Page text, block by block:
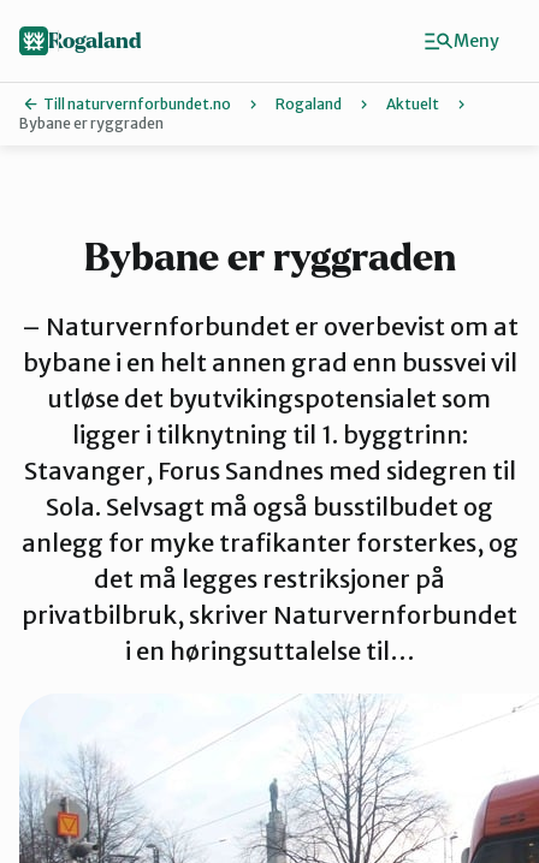
Haugalandet
Naturvernforbundet i Sandnes
Nord-Jæren
Strand
Suldal
Vindafjord og Etne
Rogaland
Till naturvernforbundet.no Rogaland
Aktuelt
Bybane er ryggraden
Bybane er ryggraden
– Naturvernforbundet er overbevist om at
bybane i en helt annen grad enn bussvei vil
utløse det byutvikingspotensialet som
ligger i tilknytning til 1. byggtrinn:
Stavanger, Forus Sandnes med sidegren til
Sola. Selvsagt må også busstilbudet og
anlegg for myke trafikanter forsterkes, og
det må legges restriksjoner på
privatbilbruk, skriver Naturvernforbundet
i en høringsuttalelse til…